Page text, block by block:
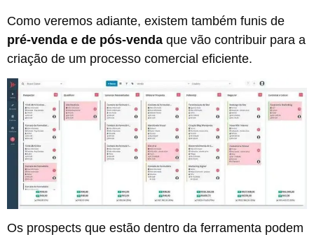
Como veremos adiante, existem também funis de
pré-venda e de pós-venda que vão contribuir para a
criação de um processo comercial eficiente.
Os prospects que estão dentro da ferramenta podem